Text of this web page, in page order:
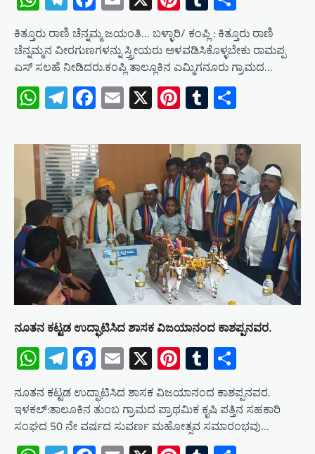
ಕಿತ್ತೂರು ರಾಣಿ ಚೆನ್ನಮ್ಮ ಜಯಂತಿ… ಬಳ್ಳಾರಿ/ ಕಂಪ್ಲಿ : ಕಿತ್ತೂರು ರಾಣಿ
ಚೆನ್ನಮ್ಮನ ವೀರಗುಣಗಳನ್ನು ಸ್ತ್ರೀಯರು ಅಳವಡಿಸಿಕೊಳ್ಳಬೇಕು ರಾಮಪ್ಪ
ಎಸ್ ಸಲಹೆ ನೀಡಿದರು.ಕಂಪ್ಲಿ ತಾಲ್ಲೂಕಿನ ಎಮ್ಮಿಗನೂರು ಗ್ರಾಮದ…
WhatsApp
Telegram
Facebook
Email
X Pinterest
Tumblr
ನೂತನ ಕಟ್ಟಡ ಉದ್ಘಾಟಿಸಿದ ಶಾಸಕ ವಿಜಯಾನಂದ ಕಾಶಪ್ಪನವರ.
WhatsApp
Telegram
Facebook
Email
X Pinterest
Tumblr
ನೂತನ ಕಟ್ಟಡ ಉದ್ಘಾಟಿಸಿದ ಶಾಸಕ ವಿಜಯಾನಂದ ಕಾಶಪ್ಪನವರ.
ಇಳಕಲ್:ತಾಲೂಕಿನ ತುಂಬ ಗ್ರಾಮದ ಪ್ರಾಥಮಿಕ ಕೃಷಿ ಪತ್ತಿನ ಸಹಕಾರಿ
ಸಂಘದ 50 ನೇ ವರ್ಷದ ಸುವರ್ಣ ಮಹೋತ್ಸವ ಸಮಾರಂಭವು…